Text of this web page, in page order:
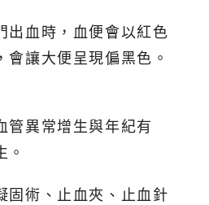
出血時，血便會以紅色
讓大便呈現偏黑色。
管異常增生與年紀有
。
固術、止血夾、止血針